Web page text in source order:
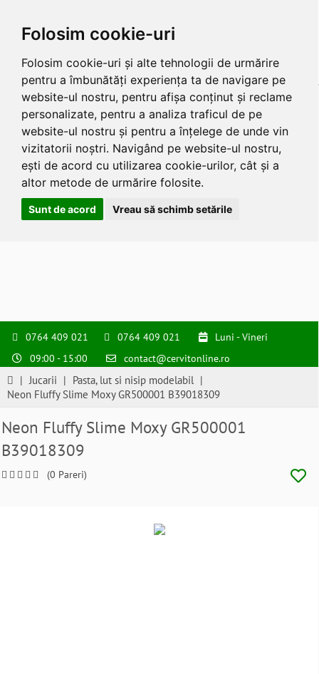
Folosim cookie-uri
Folosim cookie-uri și alte tehnologii de urmărire
pentru a îmbunătăți experiența ta de navigare pe
website-ul nostru, pentru afișa conținut și reclame
personalizate, pentru a analiza traficul de pe
website-ul nostru și pentru a înțelege de unde vin
vizitatorii noștri. Navigând pe website-ul nostru,
ești de acord cu utilizarea cookie-urilor, cât și a
altor metode de urmărire folosite.
Sunt de acord Vreau să schimb setările
0764 409 021 0764 409 021
Luni - Vineri
09:00 - 15:00
contact@cervitonline.ro
| Jucarii | Pasta, lut si nisip modelabil |
Neon Fluffy Slime Moxy GR500001 B39018309
Neon Fluffy Slime Moxy GR500001
B39018309
(0 Pareri)